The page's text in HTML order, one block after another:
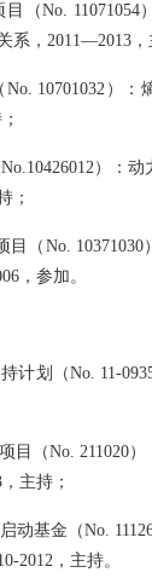
（No. 11071054
系，2011—2013，
10701032）：
）：
；
（No.
，参加。
计划（No. 11-
目（No. 211020
主持；
动基金（No.
2012，主持。